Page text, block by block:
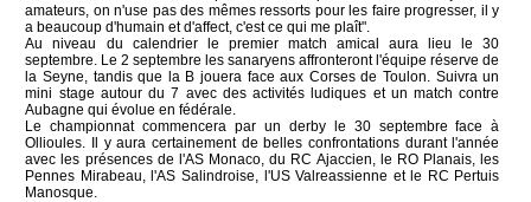
amateurs, on n'use pas des mêmes ressorts pour les faire progresser, il y
a beaucoup d'humain et d'affect, c'est ce qui me plaît".
Au niveau du calendrier le premier match amical aura lieu le 30
septembre. Le 2 septembre les sanaryens affronteront l'équipe réserve de
la Seyne, tandis que la B jouera face aux Corses de Toulon. Suivra un
mini stage autour du 7 avec des activités ludiques et un match contre
Aubagne qui évolue en fédérale.
Le championnat commencera par un derby le 30 septembre face à
Ollioules. Il y aura certainement de belles confrontations durant l'année
avec les présences de l'AS Monaco, du RC Ajaccien, le RO Planais, les
Pennes Mirabeau, l'AS Salindroise, l'US Valreassienne et le RC Pertuis
Manosque.